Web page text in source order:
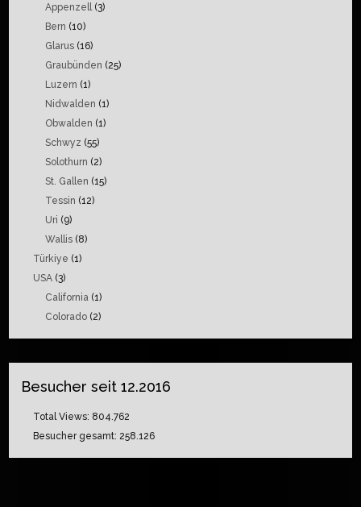
Appenzell(3)
Bern (10)
Glarus (16)
Graubünden (25)
Luzern (1)
Nidwalden (1)
Obwalden (1)
Schwyz (55)
Solothurn (2)
St. Gallen (15)
Tessin (12)
Uri (9)
Wallis (8)
Türkiye (1)
USA (3)
California (1)
Colorado (2)
Besucher seit 12.2016
Total Views: 804.762
Besucher gesamt:258.126